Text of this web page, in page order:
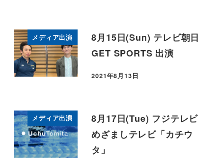
メディア出演
8月15日(Sun) テレビ朝日
GET SPORTS 出演
2021年8月13日
メディア出演
8月17日(Tue) フジテレビ
めざましテレビ「カチウ
タ」